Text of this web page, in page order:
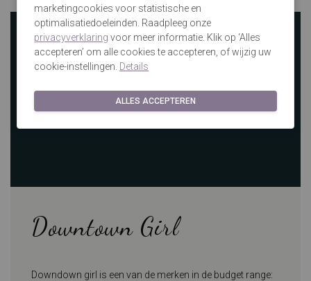
Downtown Girl
Downdown girl is een van de merken in de budget range:
marketingcookies voor statistische en
optimalisatiedoeleinden. Raadpleeg onze
privacyverklaring voor meer informatie. Klik op ‘Alles
accepteren’ om alle cookies te accepteren, of wijzig uw
cookie-instellingen. Details
ALLES ACCEPTEREN